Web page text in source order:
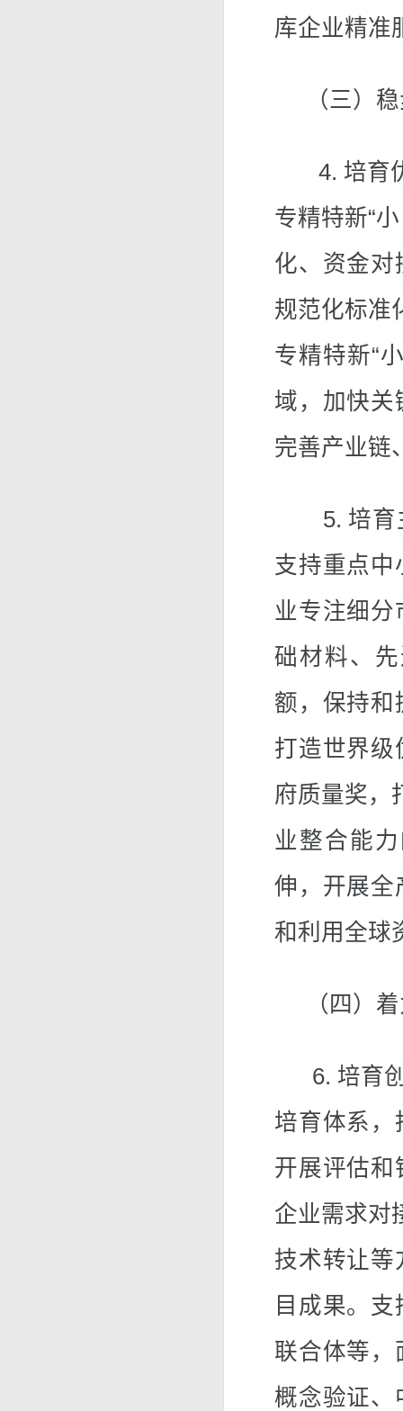
库企业精准
（三）稳
4. 培育优
专精特新“
化、资金对
规范化标准
专精特新“
域，加快关
完善产业链
5. 培育主
支持重点
业专注细
础材料、
额，保持和
打造世界级
府质量奖，
业整合能
伸，开展全
和利用全球
（四）着
6. 培育创
培育体系，
开展评估和
企业需求对
技术转让等
目成果。
联合体等，
概念验证、